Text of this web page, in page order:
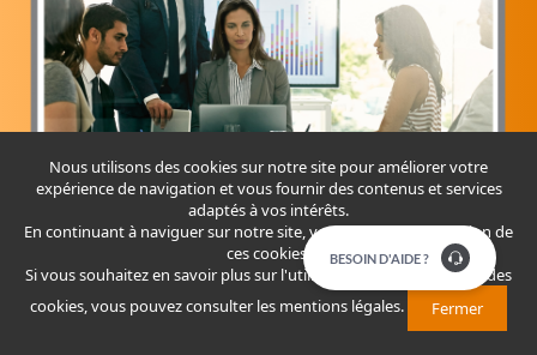
BP ILAYKI INVEST
Nous utilisons des cookies sur notre site pour améliorer votre
expérience de navigation et vous fournir des contenus et services
adaptés à vos intérêts.
En continuant à naviguer sur notre site, vous acceptez l'utilisation de
ces cookies.
Si vous souhaitez en savoir plus sur l'utilisation que nous faisons des
cookies, vous pouvez consulter les mentions légales. Fermer
​​​BESOIN D'AIDE ?